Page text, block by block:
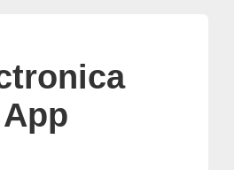
App